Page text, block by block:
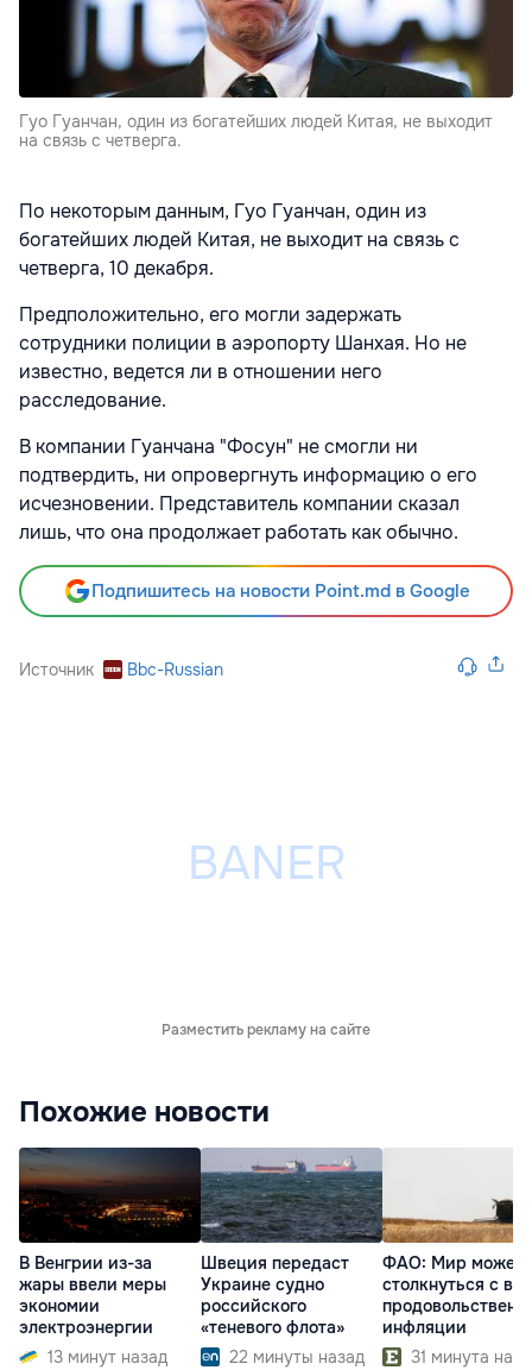
Гуо Гуанчан, один из богатейших людей Китая, не выходит
на связь с четверга.
По некоторым данным, Гуо Гуанчан, один из
богатейших людей Китая, не выходит на связь с
четверга, 10 декабря.
Предположительно, его могли задержать
сотрудники полиции в аэропорту Шанхая. Но не
известно, ведется ли в отношении него
расследование.
В компании Гуанчана "Фосун" не смогли ни
подтвердить, ни опровергнуть информацию о его
исчезновении. Представитель компании сказал
лишь, что она продолжает работать как обычно.
Подпишитесь на новости Point.md в Google
Источник Bbc-Russian
Разместить рекламу на сайте
Похожие новости
В Венгрии из-за
жары ввели меры
экономии
электроэнергии
13 минут назад
Швеция передаст
Украине судно
российского
«теневого флота»
22 минуты назад
ФАО: Мир может
столкнуться с
инфляции
31 минута